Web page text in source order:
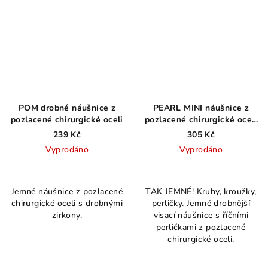
POM drobné náušnice z
pozlacené chirurgické oceli
239 Kč
Vyprodáno
Jemné náušnice z pozlacené
chirurgické oceli s drobnými
zirkony.
PEARL MINI náušnice z
pozlacené chirurgické oceli
s perlou
305 Kč
Vyprodáno
produktu
je
5,0
z
5
TAK JEMNÉ! Kruhy, kroužky,
perličky. Jemné drobnější
visací náušnice s říčními
perličkami z pozlacené
chirurgické oceli.